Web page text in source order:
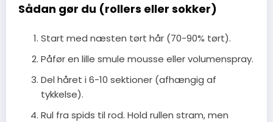
Sådan gør du (rollers eller sokker)
Start med næsten tørt hår (70-90% tørt).
Påfør en lille smule mousse eller volumenspray.
Del håret i 6-10 sektioner (afhængig af
tykkelse).
Rul fra spids til rod. Hold rullen stram, men